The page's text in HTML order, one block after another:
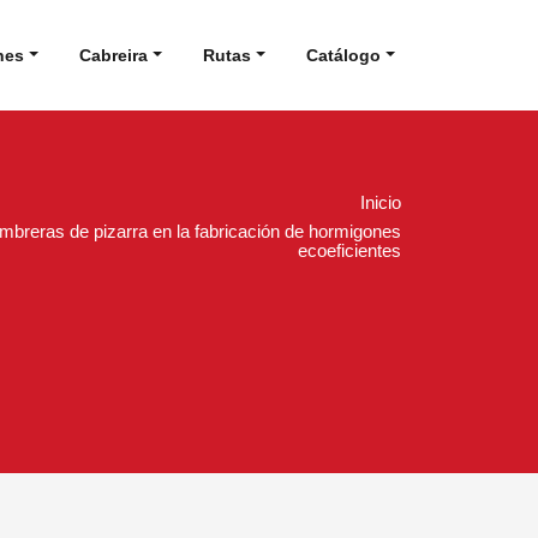
Cabreira Rutas Catálogo
Inicio
de pizarra en la fabricación de hormigones
ecoeficientes